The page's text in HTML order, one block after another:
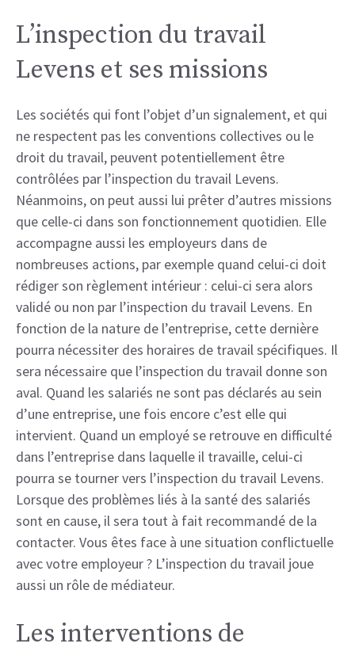
L’inspection du travail
Levens et ses missions
Les sociétés qui font l’objet d’un signalement, et qui
ne respectent pas les conventions collectives ou le
droit du travail, peuvent potentiellement être
contrôlées par l’inspection du travail Levens.
Néanmoins, on peut aussi lui prêter d’autres missions
que celle-ci dans son fonctionnement quotidien. Elle
accompagne aussi les employeurs dans de
nombreuses actions, par exemple quand celui-ci doit
rédiger son règlement intérieur : celui-ci sera alors
validé ou non par l’inspection du travail Levens. En
fonction de la nature de l’entreprise, cette dernière
pourra nécessiter des horaires de travail spécifiques. Il
sera nécessaire que l’inspection du travail donne son
aval. Quand les salariés ne sont pas déclarés au sein
d’une entreprise, une fois encore c’est elle qui
intervient. Quand un employé se retrouve en difficulté
dans l’entreprise dans laquelle il travaille, celui-ci
pourra se tourner vers l’inspection du travail Levens.
Lorsque des problèmes liés à la santé des salariés
sont en cause, il sera tout à fait recommandé de la
contacter. Vous êtes face à une situation conflictuelle
avec votre employeur ? L’inspection du travail joue
aussi un rôle de médiateur.
Les interventions de